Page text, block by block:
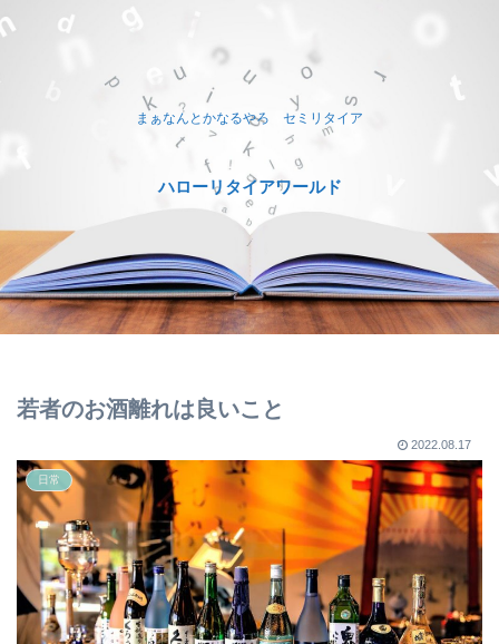
まぁなんとかなるやろ セミリタイア
ハローリタイアワールド
若者のお酒離れは良いこと
2022.08.17
日常